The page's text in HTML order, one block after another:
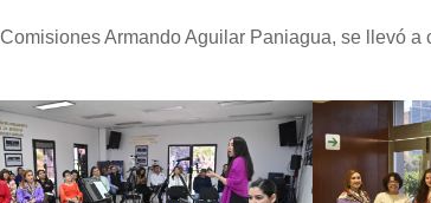
Armando Aguilar Paniagua, se llevó a